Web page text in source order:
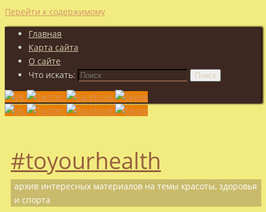
Перейти к содержимому
Главная
Карта сайта
О сайте
Что искать:
Поиск
#toyourhealth
архив интересных материалов на темы красоты, здоровья
и спорта